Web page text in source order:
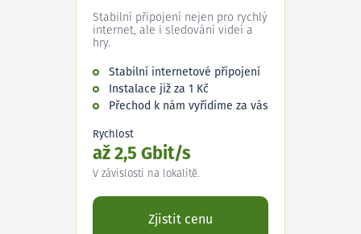
Stabilní připojení nejen pro rychlý
internet, ale i sledování videí a
hry.
Stabilní internetové připojení
Instalace již za 1 Kč
Přechod k nám vyřídíme za vás
Rychlost
až 2,5 Gbit/s
V závislosti na lokalitě.
Zjistit cenu